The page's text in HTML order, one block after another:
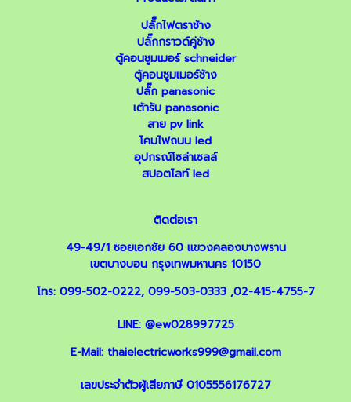
ปลั๊กไฟตราช้าง
ปลั๊กกราวด์คู่ช้าง
ตู้คอนซูมเมอร์ schneider
ตู้คอนซูมเมอร์ช้าง
ปลั๊ก panasonic
เต้ารับ panasonic
สาย pv link
โคมไฟถนน led
อุปกรณ์โซล่าเซลล์
สปอตไลท์ led
ติดต่อเรา
49-49/1 ซอยเอกชัย 60 แขวงคลองบางพราน
เขตบางบอน กรุงเทพมหานคร 10150
โทร: 099-502-0222, 099-503-0333,02-415-4755-7
LINE: @ew028997725
E-Mail: thaielectricworks999@gmail.com
เลขประจำตัวผู้เสียภาษี 0105556176727